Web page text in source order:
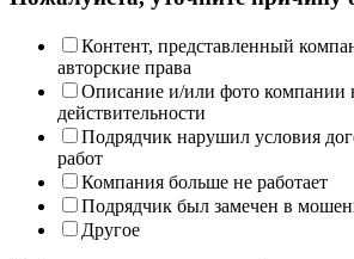
Контент, представленный
авторские права
Описание и/или фото компании
действительности
Подрядчик нарушил условия
работ
Компания больше не работает
Подрядчик был замечен в
Другое